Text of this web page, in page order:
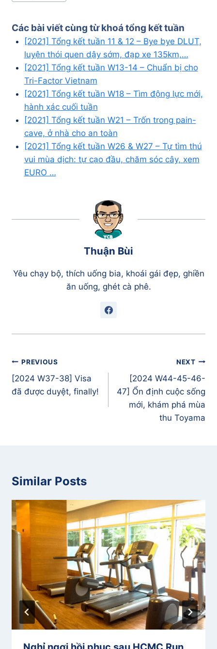
Các bài viết cùng từ khoá tổng kết tuần
[2021] Tổng kết tuần 11 & 12 – Bye bye DLUT,
luyện thói quen dậy sớm, đạp xe 135km,…
[2021] Tổng kết tuần W13-14 – Chuẩn bị cho
Tri-Factor Vietnam
[2021] Tổng kết tuần W18 – Tìm động lực mới,
hành xác cuối tuần
[2021] Tổng kết tuần W21 – Trốn trong pain-
cave, ở nhà cho an toàn
[2021] Tổng kết tuần W26 & W27 – Tự tìm thú
vui mùa dịch: tự cạo đầu, chăm sóc cây, xem
EURO …
Thuận Bùi
Yêu chạy bộ, thích uống bia, khoái gái đẹp, ghiền
ăn uống, ghét cà phê.
Điều
hướng
bài
PREVIOUS
[2024 W37-38] Visa
đã được duyệt, finally!
NEXT
[2024 W44-45-46-
47] Ổn định cuộc sống
mới, khám phá mùa
thu Toyama
Similar Posts